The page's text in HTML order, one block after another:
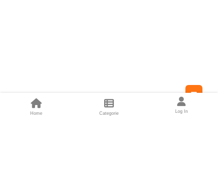
Home Categorie Log In